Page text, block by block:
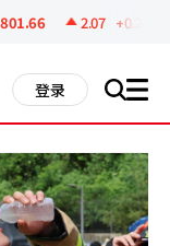
2.07 +0.26%
登录 搜 all